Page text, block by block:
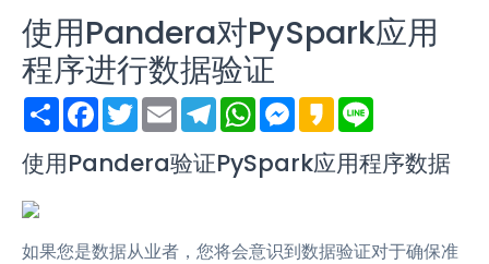
使用Pandera对PySpark应用
程序进行数据验证
S
h
r
e
F
a
e
b
T
w
t
t
E
m
i
l
T
e
e
g
W
h
t
s
M
e
s
e
r
K
a
a
o
e
使用Pandera验证PySpark应用程序数据
如果您是数据从业者，您将会意识到数据验证对于确保准